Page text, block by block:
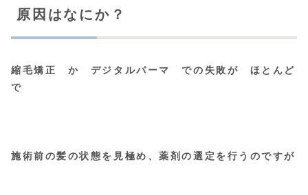
原因はなにか？
縮毛矯正 か デジタルパーマ での失敗が ほとんど
で
施術前の髪の状態を見極め、薬剤の選定を行うのですが